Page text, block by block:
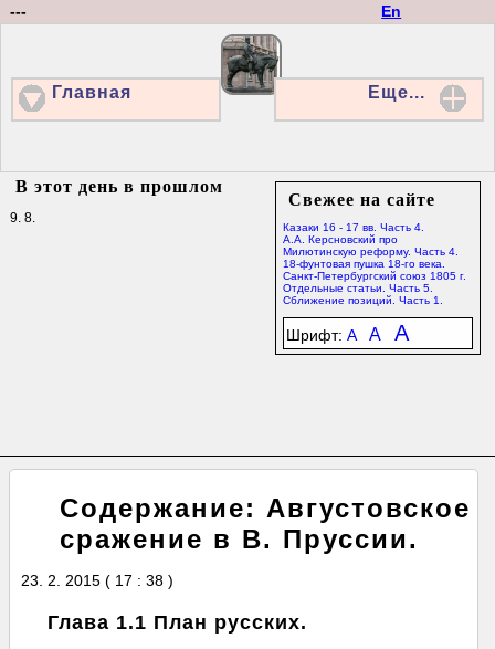
En
---
Главная Еще...
Свежее на сайте
Казаки 16 - 17 вв. Часть 4.
А.А. Керсновский про
Милютинскую реформу. Часть 4.
18-фунтовая пушка 18-го века.
Санкт-Петербургский союз 1805 г.
Отдельные статьи. Часть 5.
Сближение позиций. Часть 1.
Шрифт: A A A
В этот день в прошлом
9. 8.
Содержание: Августовское
сражение в В. Пруссии.
23. 2. 2015 ( 17 : 38 )
Глава 1.1 План русских.